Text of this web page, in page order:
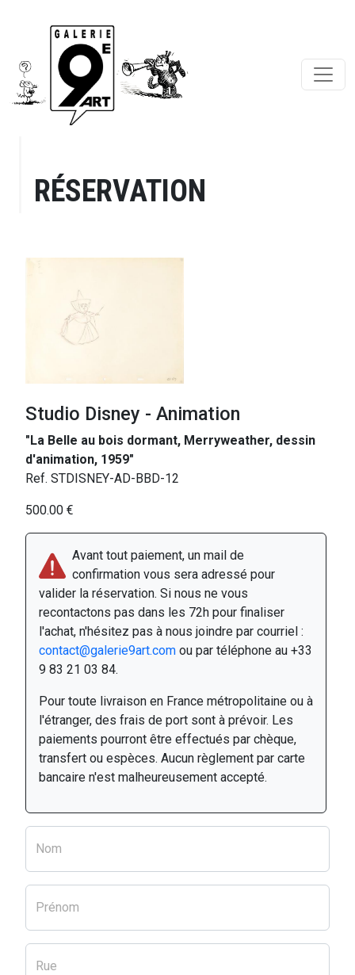
RÉSERVATION
Studio Disney - Animation
"La Belle au bois dormant, Merryweather, dessin
d'animation, 1959"
Ref. STDISNEY-AD-BBD-12
500.00 €
Avant tout paiement, un mail de
confirmation vous sera adressé pour
valider la réservation. Si nous ne vous
recontactons pas dans les 72h pour finaliser
l'achat, n'hésitez pas à nous joindre par courriel :
contact@galerie9art.com ou par téléphone au +33
9 83 21 03 84.
Pour toute livraison en France métropolitaine ou à
l'étranger, des frais de port sont à prévoir. Les
paiements pourront être effectués par chèque,
transfert ou espèces. Aucun règlement par carte
bancaire n'est malheureusement accepté.
Nom
Prénom
Rue